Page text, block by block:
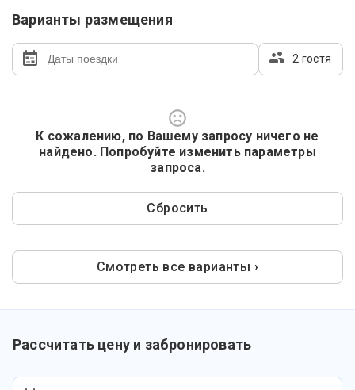
Варианты размещения
2 гостя
К сожалению, по Вашему запросу ничего не
найдено. Попробуйте изменить параметры
запроса.
Сбросить
Смотреть все варианты ›
Рассчитать цену и забронировать